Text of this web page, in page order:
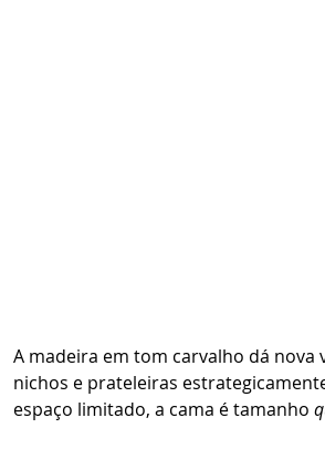
A madeira em tom carvalho dá
nichos e prateleiras
espaço limitado, a cama é tamanho